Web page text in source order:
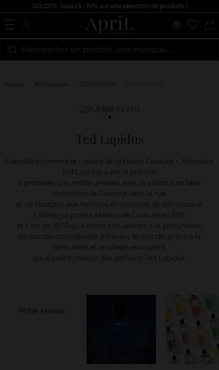
SOLDES: Jusqu'à -70% sur une sélection de produits !
0
Rechercher un produit, une marque…...
Accueil Nos marques TED LAPIDUS
Ted Lapidus
Considéré comme le « poète de la Haute Couture », Monsieur
Ted Lapidus a été le premier
à proposer une mode unisexe, avec la volonté de faire
descendre la Couture dans la rue
et de l’adapter aux femmes et hommes de son époque.
Il fonde sa propre Maison de Couture en 1951,
et c’est en 1970 qu’il étend son univers à la parfumerie.
Un succès considérable à travers le monde, grâce à la
sensualité et le sillage envoutant
qui signent chacun des parfums Ted Lapidus.
POUR FEMME